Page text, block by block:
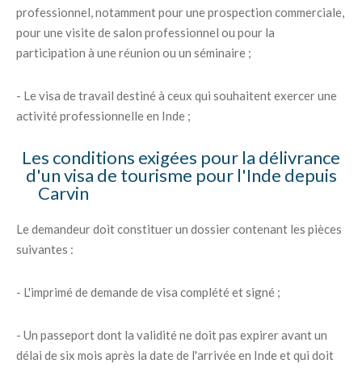
professionnel, notamment pour une prospection commerciale,
pour une visite de salon professionnel ou pour la
participation à une réunion ou un séminaire ;
- Le visa de travail destiné à ceux qui souhaitent exercer une
activité professionnelle en Inde ;
Les conditions exigées pour la délivrance
d'un visa de tourisme pour l'Inde depuis
Carvin
Le demandeur doit constituer un dossier contenant les pièces
suivantes :
- L'imprimé de demande de visa complété et signé ;
- Un passeport dont la validité ne doit pas expirer avant un
délai de six mois après la date de l'arrivée en Inde et qui doit